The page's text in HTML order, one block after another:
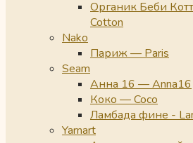
Органик Беби
Cotton
Nako
Париж — Paris
Seam
Анна 16 — Anna16
Коко — Coco
Ламбада фине -
Yarnart